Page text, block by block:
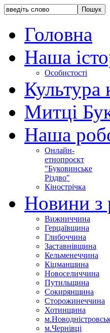
Головна
Наша
Особистості
Культура
Митці
Наша
Онлайн-
етнопроєкт
"Буковинське
Різдво"
Кінострічка
Новини з
Вижниччина
Герцаївщина
Глибоччина
Заставнівщина
Кельменеччина
Кіцманщина
Новоселиччина
Путильщина
Сокирянщина
Сторожинеччина
Хотинщина
м.Чернівці